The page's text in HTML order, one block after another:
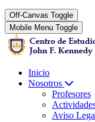
Off-Canvas Toggle
Mobile Menu Toggle
Inicio
Nosotros
Profesores
Aviso